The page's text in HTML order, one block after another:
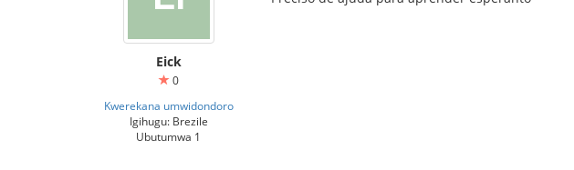
Eick
0
Kwerekana umwidondoro
Igihugu: Brezile
Ubutumwa 1